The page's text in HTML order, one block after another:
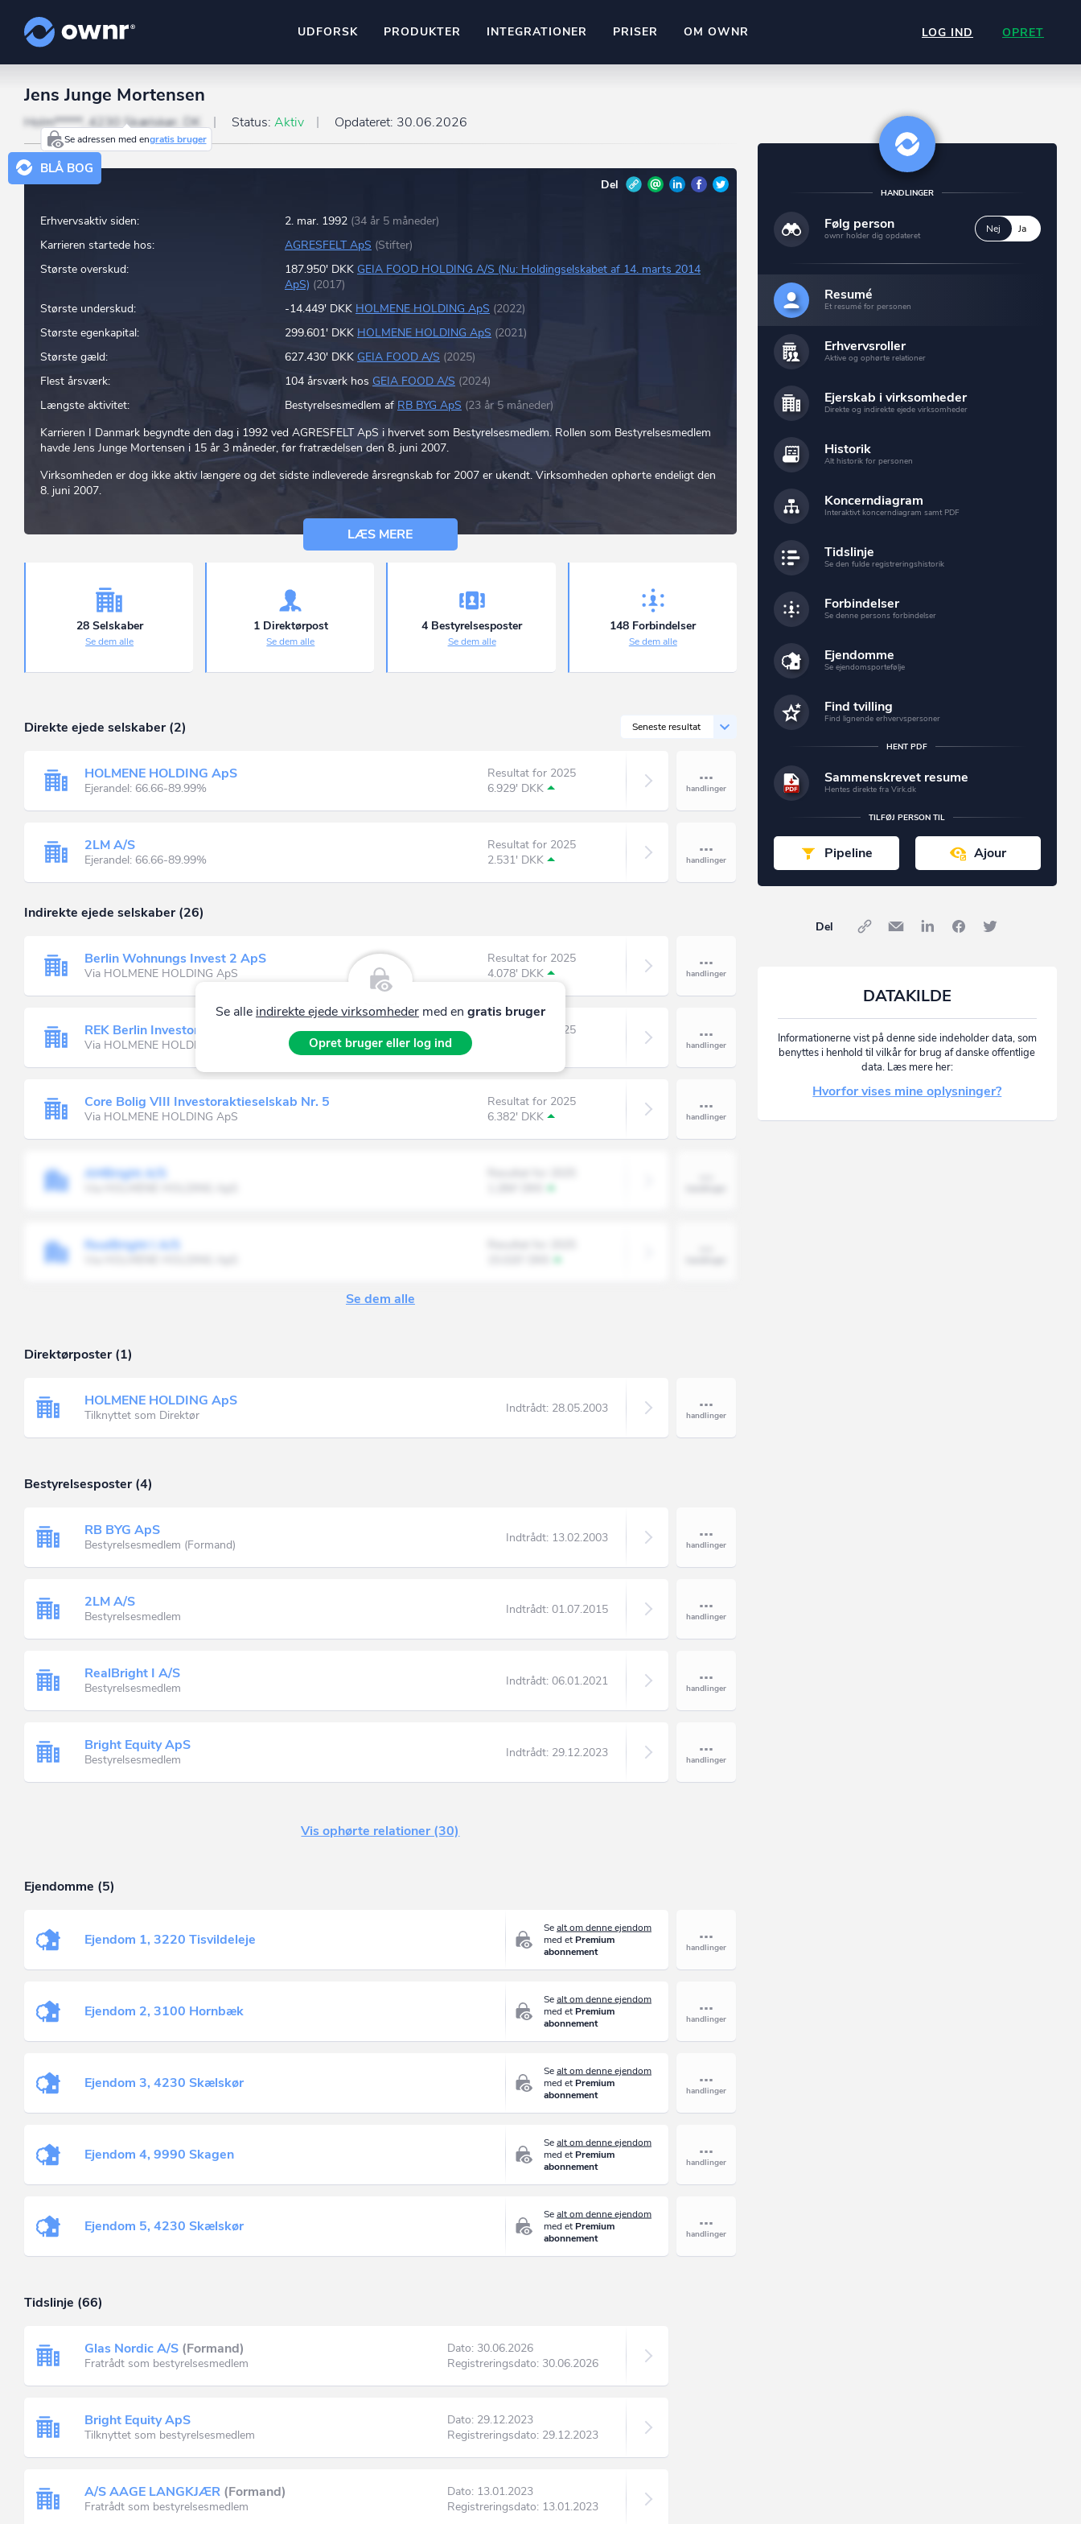
UDFORSK PRODUKTER
Hold dig opdateret og compliant
Sæt strøm til dit nysalg
ownr Segmentering
Identificer salgsklare kundeemner
INTEGRATIONER
Kun fantasien sætter grænsen
Ownr ajour goes supersonic
Ajour
PRISER OM OWNR LOG IND OPRET
Jens Junge Mortensen
Holm*****, 4230 Skælskør, DK
Se adressen med engratis bruger
Status: Aktiv Opdateret: 30.06.2026
BLÅ BOG
Del
Erhvervsaktiv siden: 2. mar. 1992 (34 år 5 måneder)
Karrieren startede hos:
AGRESFELT ApS (Stifter)
Største overskud:
187.950' DKK GEIA FOOD HOLDING A/S (Nu: Holdingselskabet af 14. marts 2014
ApS) (2017)
Største underskud:
-14.449' DKK HOLMENE HOLDING ApS (2022)
Største egenkapital:
299.601' DKK HOLMENE HOLDING ApS (2021)
Største gæld:
627.430' DKK GEIA FOOD A/S (2025)
Flest årsværk:
104 årsværk hos GEIA FOOD A/S (2024)
Længste aktivitet:
Bestyrelsesmedlem af RB BYG ApS (23 år 5 måneder)
Karrieren I Danmark begyndte den dag i 1992 ved AGRESFELT ApS i hvervet som Bestyrelsesmedlem. Rollen som Bestyrelsesmedlem
havde Jens Junge Mortensen i 15 år 3 måneder, før fratrædelsen den 8. juni 2007.
Virksomheden er dog ikke aktiv længere og det sidste indleverede årsregnskab for 2007 er ukendt. Virksomheden ophørte endeligt den
8. juni 2007.
LÆS MERE
28 Selskaber
Se dem alle
1 Direktørpost
Se dem alle
4 Bestyrelsesposter
Se dem alle
148 Forbindelser
Se dem alle
Seneste resultat
Direkte ejede selskaber (2)
HOLMENE HOLDING ApS
Ejerandel: 66.66-89.99%
Resultat for 2025
6.929' DKK
2LM A/S
Ejerandel: 66.66-89.99%
Resultat for 2025
2.531' DKK
Indirekte ejede selskaber (26)
Berlin Wohnungs Invest 2 ApS
Via HOLMENE HOLDING ApS
Resultat for 2025
4.078' DKK
REK Berlin Investor Holding ApS
Via HOLMENE HOLDING ApS
Resultat for 2025
Core Bolig VIII Investoraktieselskab Nr. 5
Via HOLMENE HOLDING ApS
Resultat for 2025
6.382' DKK
AMBright A/S
RealBright I A/S
Se alle indirekte ejede virksomhedermed en gratis bruger
Opret bruger eller log ind
Se dem alle
Direktørposter (1)
HOLMENE HOLDING ApS
Tilknyttet som Direktør Indtrådt: 28.05.2003
Bestyrelsesposter (4)
RB BYG ApS
Bestyrelsesmedlem (Formand) Indtrådt: 13.02.2003
2LM A/S
Bestyrelsesmedlem Indtrådt: 01.07.2015
RealBright I A/S
Bestyrelsesmedlem Indtrådt: 06.01.2021
Bright Equity ApS
Bestyrelsesmedlem Indtrådt: 29.12.2023
Vis ophørte relationer (30)
Ejendomme (5)
Sealt om denne ejendom
med et Premium
abonnement
Ejendom 1, 3220 Tisvildeleje
Sealt om denne ejendom
med et Premium
abonnement
Ejendom 2, 3100 Hornbæk
Sealt om denne ejendom
med et Premium
abonnement
Ejendom 3, 4230 Skælskør
Sealt om denne ejendom
med et Premium
abonnement
Ejendom 4, 9990 Skagen
Sealt om denne ejendom
med et Premium
abonnement
Ejendom 5, 4230 Skælskør
Tidslinje (66)
Glas Nordic A/S (Formand)
Fratrådt som bestyrelsesmedlem
Dato: 30.06.2026
Registreringsdato: 30.06.2026
Bright Equity ApS
Tilknyttet som bestyrelsesmedlem
Dato: 29.12.2023
Registreringsdato: 29.12.2023
A/S AAGE LANGKJÆR (Formand)
Fratrådt som bestyrelsesmedlem
Dato: 13.01.2023
Registreringsdato: 13.01.2023
HANDLINGER
Følg person
ownr holder dig opdateret
Nej Ja
Resumé
Et resumé for personen
Erhvervsroller
Aktive og ophørte relationer
Ejerskab i virksomheder
Direkte og indirekte ejede virksomheder
Historik
Alt historik for personen
Koncerndiagram
Interaktivt koncerndiagram samt PDF
Tidslinje
Se den fulde registreringshistorik
Forbindelser
Se denne persons forbindelser
Ejendomme
Se ejendomsportefølje
Find tvilling
Find lignende erhvervspersoner
HENT PDF
Sammenskrevet resume
Hentes direkte fra Virk.dk
TILFØJ PERSON TIL
Pipeline Ajour
Del
DATAKILDE
Informationerne vist på denne side indeholder data, som
benyttes i henhold til vilkår for brug af danske offentlige
data. Læs mere her:
Hvorfor vises mine oplysninger?